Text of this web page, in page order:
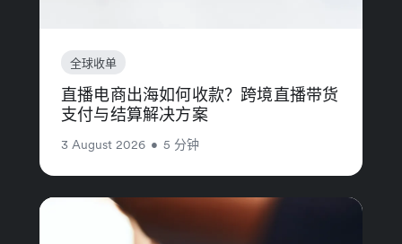
全球收单
直播电商出海如何收款？跨境直播带货
支付与结算解决方案
3 August 2026 • 5 分钟